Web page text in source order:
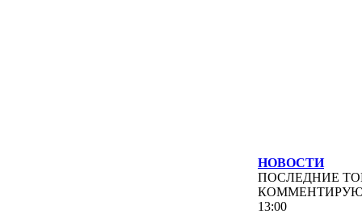
НОВОСТИ
ПОСЛЕДНИЕ
13:00